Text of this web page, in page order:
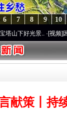
10
9
8
7
6
景..·[视频]因党而生 为
献策丨持